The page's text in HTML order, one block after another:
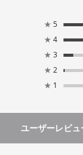
★ 5
★ 4
★ 3
★ 2
★ 1
ユーザーレビュ